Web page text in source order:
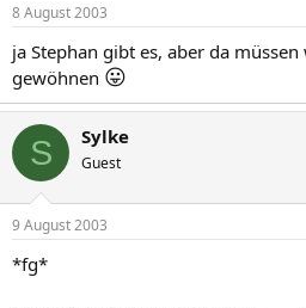
8 August 2003
ja Stephan gibt es, aber da
gewöhnen 😛
S Sylke
Guest
9 August 2003
*fg*